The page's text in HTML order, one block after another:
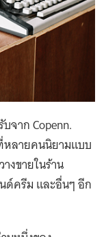
าก Copenn.
หลายคนนิยามแบบ
งขายในร้าน
ด์ครีม และอื่นๆ อีก